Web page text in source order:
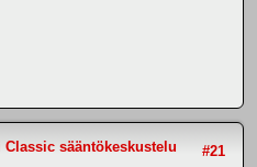
#21
Classic sääntökeskustelu